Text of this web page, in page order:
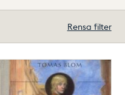
Rensa filter